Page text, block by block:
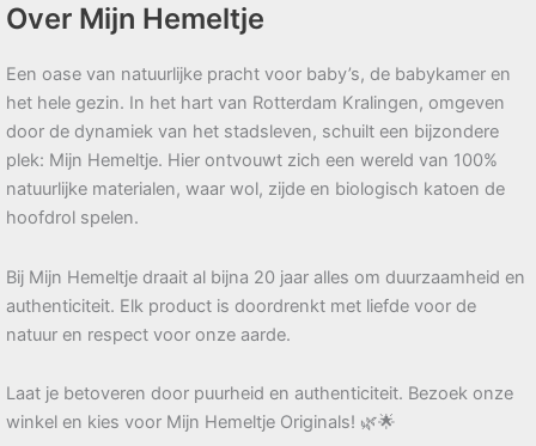
Over Mijn Hemeltje
Een oase van natuurlijke pracht voor baby’s, de babykamer en
het hele gezin. In het hart van Rotterdam Kralingen, omgeven
door de dynamiek van het stadsleven, schuilt een bijzondere
plek: Mijn Hemeltje. Hier ontvouwt zich een wereld van 100%
natuurlijke materialen, waar wol, zijde en biologisch katoen de
hoofdrol spelen.
Bij Mijn Hemeltje draait al bijna 20 jaar alles om duurzaamheid en
authenticiteit. Elk product is doordrenkt met liefde voor de
natuur en respect voor onze aarde.
Laat je betoveren door puurheid en authenticiteit. Bezoek onze
winkel en kies voor Mijn Hemeltje Originals! 🌿🌟